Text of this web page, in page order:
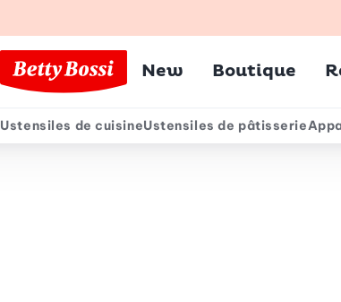
Menu
New Boutique
Menu secondaire
Ustensiles de cuisineUstensiles de pâtisserie